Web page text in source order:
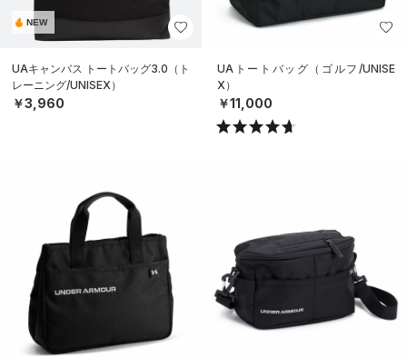
NEW
UAキャンバス トートバッグ3.0（ト
レーニング/UNISEX）
￥3,960
UAトートバッグ（ゴルフ/UNISE
X）
￥11,000